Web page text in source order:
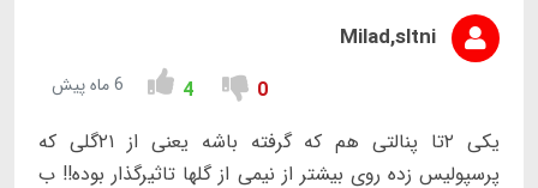
Milad,sltni
0
4 6 ماه پیش
یکی ۲تا پنالتی هم که گرفته باشه یعنی از ۲۱گلی که
پرسپولیس زده روی بیشتر از نیمی از گلها تاثیرگذار بوده!! ب